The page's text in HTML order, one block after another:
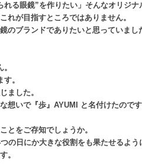
る眼鏡”を作りたい」そんなオリジナ
れが目指すところではありません。
のブランドでありたいと思っていまし
。
ました。
想いで『歩』AYUMI と名付けたのです
とをご存知でしょうか。
の日にか大きな役割をも果たせるよう
。